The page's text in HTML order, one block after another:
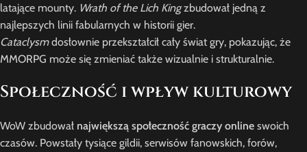
latające mounty. Wrath of the Lich Kingzbudował jedną z
najlepszych linii fabularnych w historii gier.
Cataclysmdosłownie przekształcił cały świat gry, pokazując, że
MMORPG może się zmieniać także wizualnie i strukturalnie.
Społeczność i wpływ kulturowy
WoW zbudował największą społeczność graczy online swoich
czasów. Powstały tysiące gildii, serwisów fanowskich, forów,